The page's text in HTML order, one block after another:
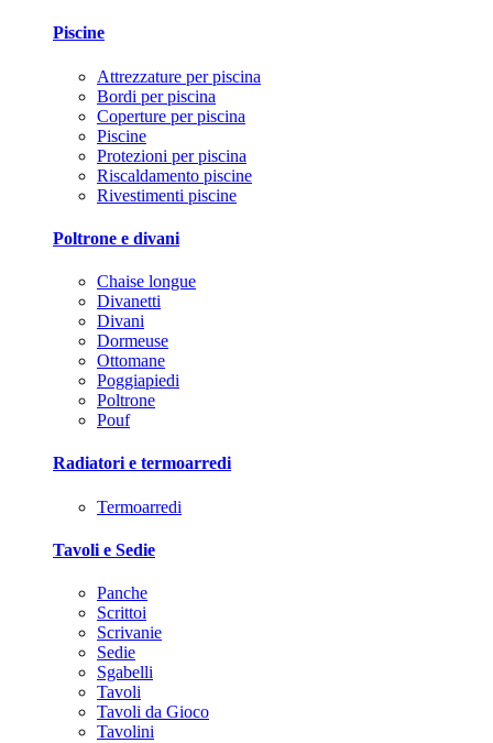
Piscine
Attrezzature per piscina
Bordi per piscina
Coperture per piscina
Piscine
Protezioni per piscina
Riscaldamento piscine
Rivestimenti piscine
Poltrone e divani
Chaise longue
Divanetti
Divani
Dormeuse
Ottomane
Poggiapiedi
Poltrone
Pouf
Radiatori e termoarredi
Termoarredi
Tavoli e Sedie
Panche
Scrittoi
Scrivanie
Sedie
Sgabelli
Tavoli
Tavoli da Gioco
Tavolini